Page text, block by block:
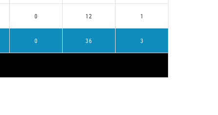
0 12 1
0 36 3